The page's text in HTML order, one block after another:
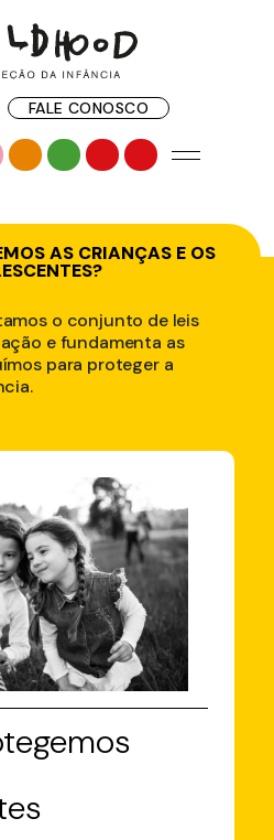
FALE CONOSCO
AS CRIANÇAS E OS
o conjunto de leis
e fundamenta as
para proteger a